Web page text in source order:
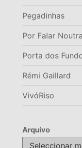
Pegadinhas
Por Falar
Porta dos
Rémi Gaillard
VivóRiso
Arquivo
Arquivo